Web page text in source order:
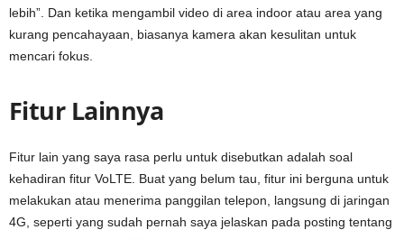
lebih”. Dan ketika mengambil video di area indoor atau area yang
kurang pencahayaan, biasanya kamera akan kesulitan untuk
mencari fokus.
Fitur Lainnya
Fitur lain yang saya rasa perlu untuk disebutkan adalah soal
kehadiran fitur VoLTE. Buat yang belum tau, fitur ini berguna untuk
melakukan atau menerima panggilan telepon, langsung di jaringan
4G, seperti yang sudah pernah saya jelaskan pada posting tentang